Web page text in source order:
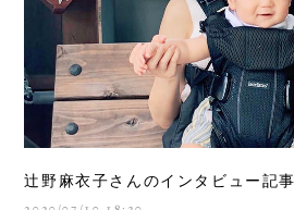
辻野麻衣子さんのインタビュー記